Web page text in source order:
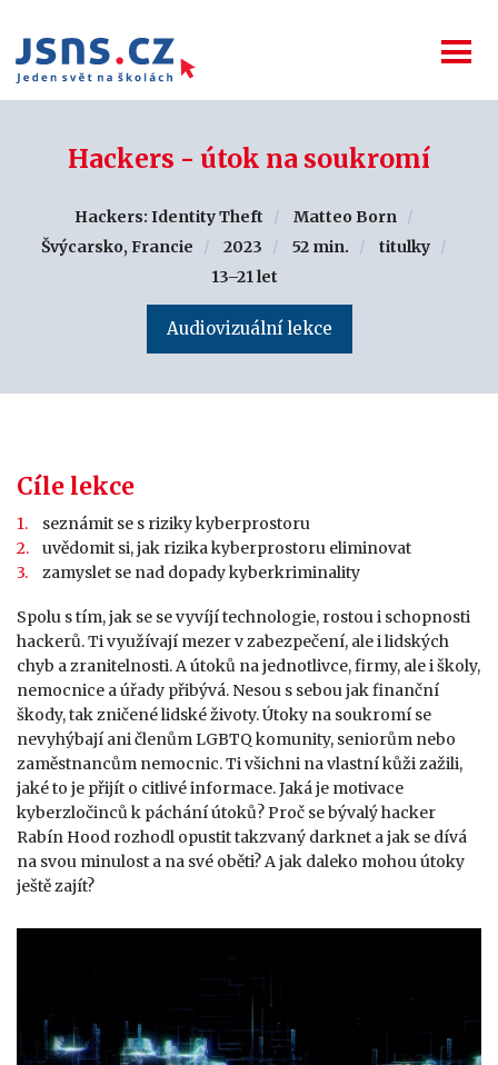
Hackers - útok na soukromí
Hackers: Identity Theft
Matteo Born
Švýcarsko, Francie
2023 52 min.
titulky
13–21 let
Audiovizuální lekce
Cíle lekce
seznámit se s riziky kyberprostoru
uvědomit si, jak rizika kyberprostoru eliminovat
zamyslet se nad dopady kyberkriminality
Spolu s tím, jak se se vyvíjí technologie, rostou i schopnosti
hackerů. Ti využívají mezer v zabezpečení, ale i lidských
chyb a zranitelnosti. A útoků na jednotlivce, firmy, ale i školy,
nemocnice a úřady přibývá. Nesou s sebou jak finanční
škody, tak zničené lidské životy. Útoky na soukromí se
nevyhýbají ani členům LGBTQ komunity, seniorům nebo
zaměstnancům nemocnic. Ti všichni na vlastní kůži zažili,
jaké to je přijít o citlivé informace. Jaká je motivace
kyberzločinců k páchání útoků? Proč se bývalý hacker
Rabín Hood rozhodl opustit takzvaný darknet a jak se dívá
na svou minulost a na své oběti? A jak daleko mohou útoky
ještě zajít?